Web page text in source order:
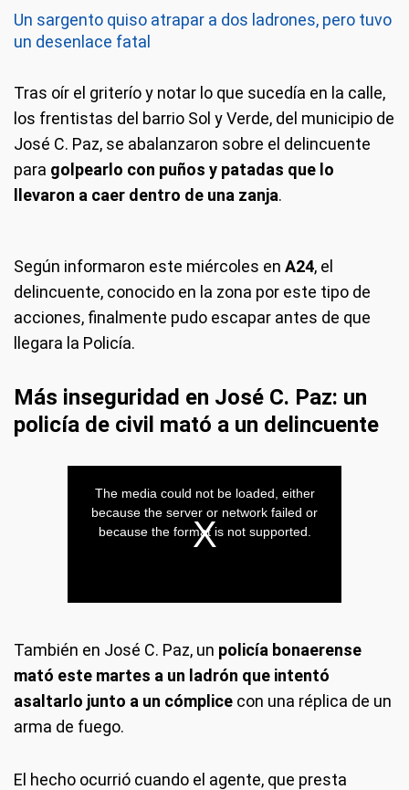
Un sargento quiso atrapar a dos ladrones, pero tuvo
un desenlace fatal
Tras oír el griterío y notar lo que sucedía en la calle,
los frentistas del barrio Sol y Verde, del municipio de
José C. Paz, se abalanzaron sobre el delincuente
para golpearlo con puños y patadas que lo
llevaron a caer dentro de una zanja.
Según informaron este miércoles en A24, el
delincuente, conocido en la zona por este tipo de
acciones, finalmente pudo escapar antes de que
llegara la Policía.
Más inseguridad en José C. Paz: un
policía de civil mató a un delincuente
También en José C. Paz, un policía bonaerense
mató este martes a un ladrón que intentó
asaltarlo junto a un cómplice con una réplica de un
arma de fuego.
El hecho ocurrió cuando el agente, que presta